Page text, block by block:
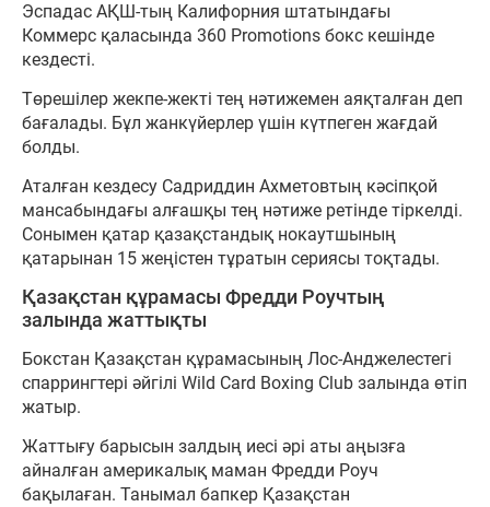
Эспадас АҚШ-тың Калифорния штатындағы
Коммерс қаласында 360 Promotions бокс кешінде
кездесті.
Төрешілер жекпе-жекті тең нәтижемен аяқталған деп
бағалады. Бұл жанкүйерлер үшін күтпеген жағдай
болды.
Аталған кездесу Садриддин Ахметовтың кәсіпқой
мансабындағы алғашқы тең нәтиже ретінде тіркелді.
Сонымен қатар қазақстандық нокаутшының
қатарынан 15 жеңістен тұратын сериясы тоқтады.
Қазақстан құрамасы Фредди Роучтың
залында жаттықты
Бокстан Қазақстан құрамасының Лос-Анджелестегі
спаррингтері әйгілі Wild Card Boxing Club залында өтіп
жатыр.
Жаттығу барысын залдың иесі әрі аты аңызға
айналған америкалық маман Фредди Роуч
бақылаған. Танымал бапкер Қазақстан